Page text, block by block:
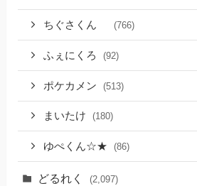
ちぐさくん (766)
ふぇにくろ (92)
ポケカメン (513)
まいたけ (180)
ゆぺくん☆★ (86)
どるれく (2,097)